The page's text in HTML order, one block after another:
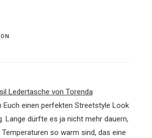
Ledertasche von Torenda
Euch einen perfekten Streetstyle Look
Lange dürfte es ja nicht mehr dauern,
Temperaturen so warm sind, das eine